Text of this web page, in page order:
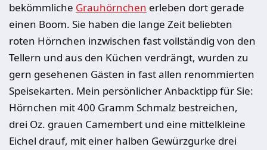
bekömmliche Grauhörnchen erleben dort gerade
einen Boom. Sie haben die lange Zeit beliebten
roten Hörnchen inzwischen fast vollständig von den
Tellern und aus den Küchen verdrängt, wurden zu
gern gesehenen Gästen in fast allen renommierten
Speisekarten. Mein persönlicher Anbacktipp für Sie:
Hörnchen mit 400 Gramm Schmalz bestreichen,
drei Oz. grauen Camembert und eine mittelkleine
Eichel drauf, mit einer halben Gewürzgurke drei